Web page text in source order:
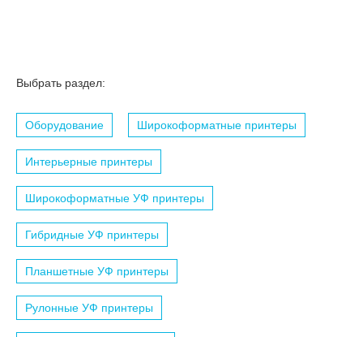
Выбрать раздел:
Оборудование Широкоформатные принтеры
Интерьерные принтеры
Широкоформатные УФ принтеры
Гибридные УФ принтеры
Планшетные УФ принтеры
Рулонные УФ принтеры